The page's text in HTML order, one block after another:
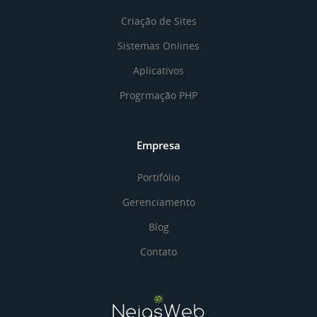
Criação de Sites
Sistemas Onlines
Aplicativos
Progrmação PHP
Empresa
Portifólio
Gerenciamento
Blog
Contato